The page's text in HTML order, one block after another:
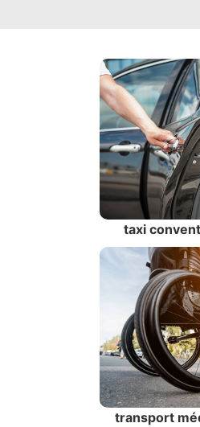
taxi
transport